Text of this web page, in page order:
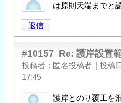
は原則天端までと
返信
#10157 Re: 護岸設置
投稿者 匿名投稿者 投稿
17:45
護岸とのり覆工を